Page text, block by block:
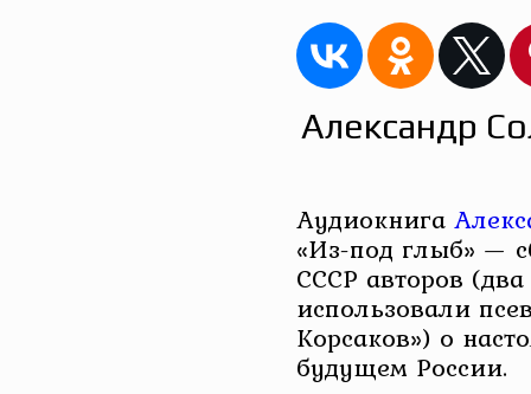
Александр
Аудиокнига
«Из-под глыб» —
СССР авторов
использовали
Корсаков») о
будущем России.